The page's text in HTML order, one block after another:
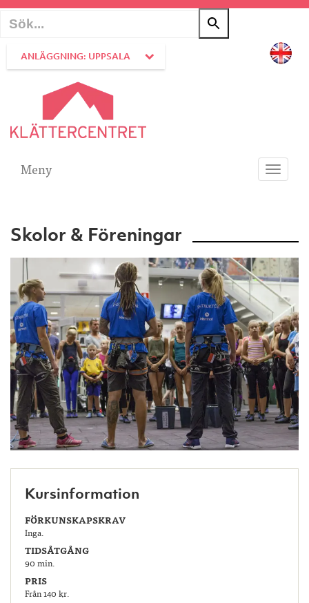
ANLÄGGNING: UPPSALA
Toggle
Meny
Skolor & Föreningar
Kursinformation
FÖRKUNSKAPSKRAV
Inga.
TIDSÅTGÅNG
90 min.
PRIS
Från 140 kr.